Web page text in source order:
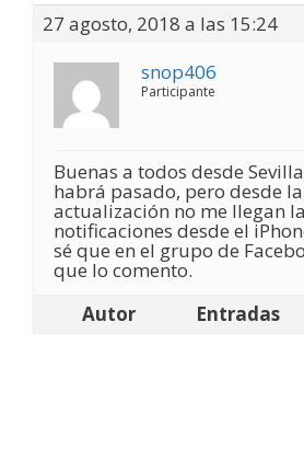
27 agosto, 2018 a las 15:24
snop406
Participante
Buenas a todos desde
habrá pasado, pero desde
actualización no me llegan
notificaciones desde el
sé que en el grupo de
que lo comento.
Autor
Entradas